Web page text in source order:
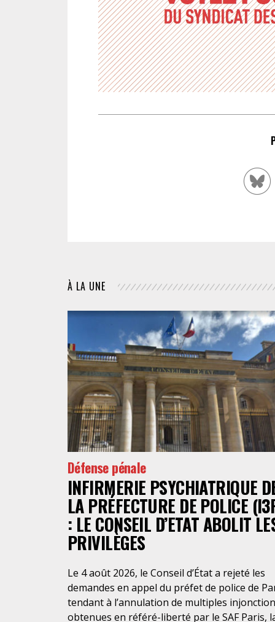
À LA UNE
Défense pénale
INFIRMERIE PSYCHIATRIQUE
LA PRÉFECTURE DE POLICE
: LE CONSEIL D’ETAT ABOLIT
PRIVILÈGES
Le 4 août 2026, le Conseil d’État a rejeté les
demandes en appel du préfet de police de
tendant à l’annulation de multiples
obtenues en référé-liberté par le SAF Paris,